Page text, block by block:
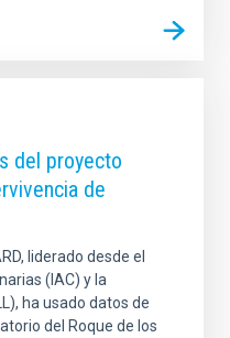
del proyecto
de
liderado desde el
(IAC) y la
ha usado datos de
del Roque de los